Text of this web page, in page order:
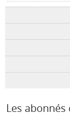
Les